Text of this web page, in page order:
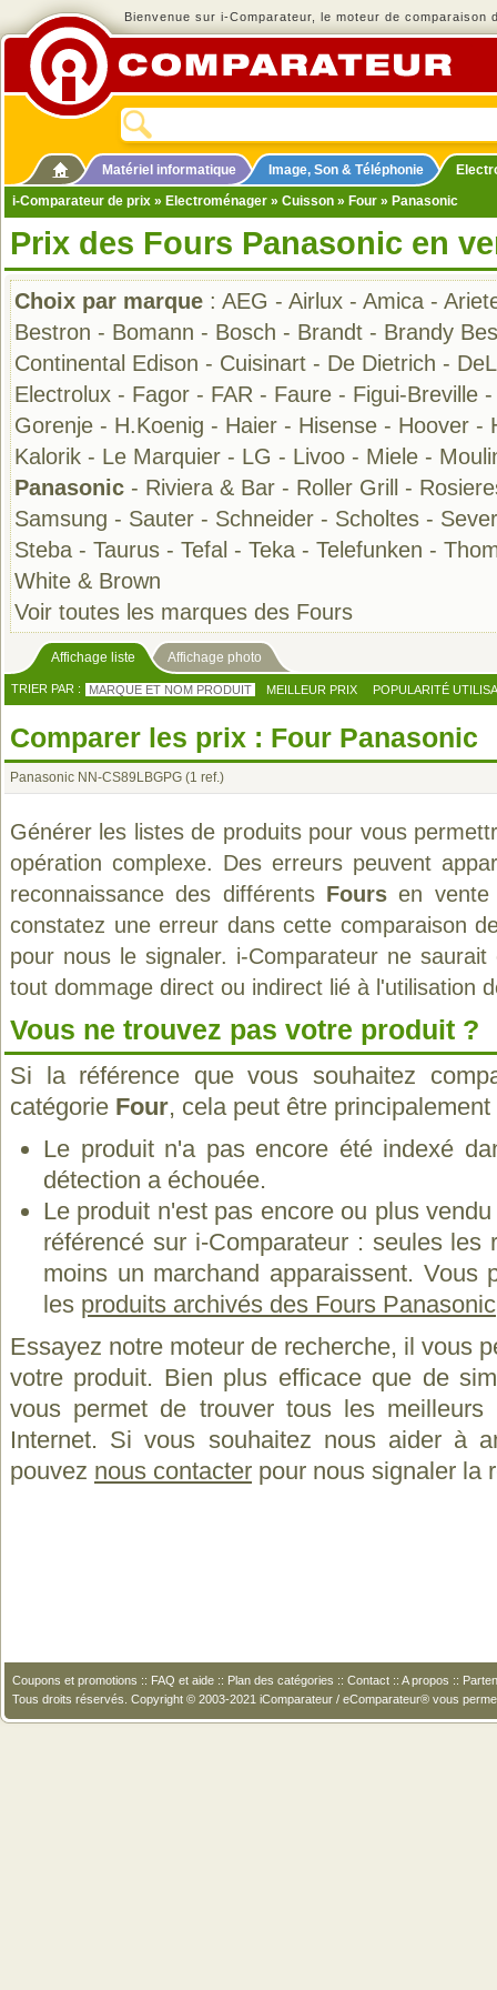
Bienvenue sur i-Comparateur, le moteur de comparaison
Matériel informatique Image, Son & Téléphonie
i-Comparateur de prix » Electroménager » Cuisson » Four » Panasonic
Prix des Fours Panasonic en
Choix par marque : AEG - Airlux - Amica -
Bestron - Bomann - Bosch - Brandt - Brandy
Continental Edison - Cuisinart - De Dietrich -
Electrolux - Fagor - FAR - Faure - Figui-Breville
Gorenje - H.Koenig - Haier - Hisense - Hoover -
Kalorik - Le Marquier - LG - Livoo - Miele -
Panasonic - Riviera & Bar - Roller Grill -
Samsung - Sauter - Schneider - Scholtes -
Steba - Taurus - Tefal - Teka - Telefunken -
White & Brown
Voir toutes les marques des Fours
Affichage liste Affichage photo
TRIER PAR : MARQUE ET NOM PRODUIT MEILLEUR PRIX POPULARITÉ
Comparer les prix : Four Panasonic
Panasonic NN-CS89LBGPG (1 ref.)
Générer les listes de produits pour vous
opération complexe. Des erreurs peuvent
reconnaissance des différents Foursen vente
constatez une erreur dans cette comparaison
pour nous le signaler. i-Comparateur ne
tout dommage direct ou indirect lié à l'utilisation
Vous ne trouvez pas votre produit ?
Si la référence que vous souhaitez
catégorie Four, cela peut être
Le produit n'a pas encore été indexé
détection a échouée.
Le produit n'est pas encore ou plus
référencé sur i-Comparateur : seules les
moins un marchand apparaissent. Vous
les produits archivés des Fours Panasonic
Essayez notre moteur de recherche, il vous
votre produit. Bien plus efficace que de
vous permet de trouver tous les
Internet. Si vous souhaitez nous aider à
pouvez nous contacter pour nous signaler la
Coupons et promotions :: FAQ et aide :: Plan des catégories :: Contact :: A propos ::
Tous droits réservés. Copyright © 2003-2021 iComparateur / eComparateur® vous